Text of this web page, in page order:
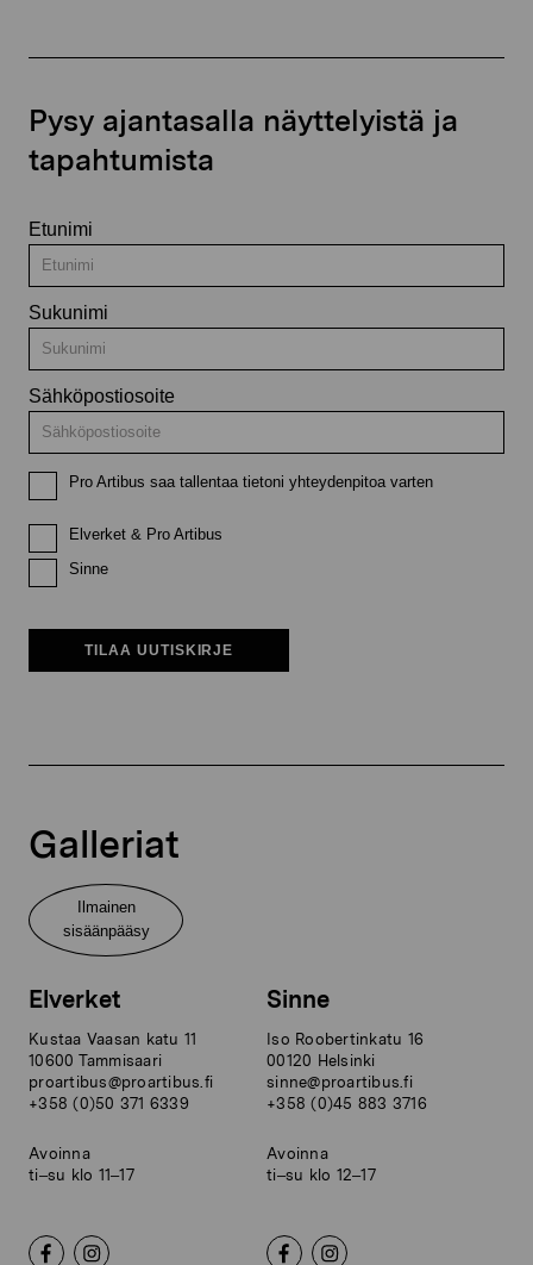
Pysy ajantasalla näyttelyistä ja
tapahtumista
Etunimi
Sukunimi
Sähköpostiosoite
Pro Artibus saa tallentaa tietoni yhteydenpitoa varten
Elverket & Pro Artibus
Sinne
TILAA UUTISKIRJE
Galleriat
Ilmainen
sisäänpääsy
Elverket
Kustaa Vaasan katu 11
10600 Tammisaari
proartibus@proartibus.fi
+358 (0)50 371 6339
Avoinna
ti–su klo 11–17
Sinne
Iso Roobertinkatu 16
00120 Helsinki
sinne@proartibus.fi
+358 (0)45 883 3716
Avoinna
ti–su klo 12–17